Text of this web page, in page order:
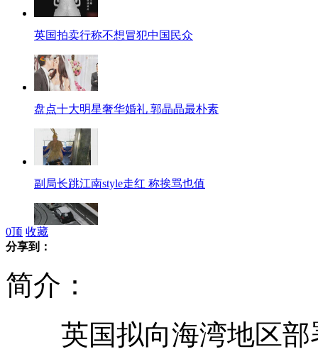
英国拍卖行称不想冒犯中国民众
盘点十大明星奢华婚礼 郭晶晶最朴素
副局长跳江南style走红 称挨骂也值
0顶 收藏
分享到：
简介：
英国拟向海湾地区部